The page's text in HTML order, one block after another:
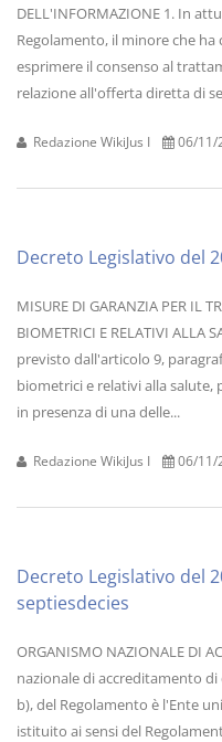
DELL'INFORMAZIONE 1. In
Regolamento, il minore che
esprimere il consenso al
relazione all'offerta diretta di
Redazione WikiJus I 06/11/
Decreto Legislativo del
MISURE DI GARANZIA PER IL
BIOMETRICI E RELATIVI ALLA
previsto dall'articolo 9,
biometrici e relativi alla
in presenza di una delle...
Redazione WikiJus I 06/11/
Decreto Legislativo del
septiesdecies
ORGANISMO NAZIONALE DI
nazionale di accreditamento
b), del Regolamento è l'Ente
istituito ai sensi del